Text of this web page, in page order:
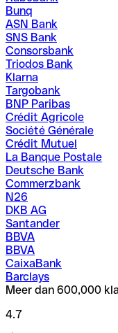
Bunq
ASN Bank
SNS Bank
Consorsbank
Triodos Bank
Klarna
Targobank
BNP Paribas
Crédit Agricole
Société Générale
Crédit Mutuel
La Banque Postale
Deutsche Bank
Commerzbank
N26
DKB AG
Santander
BBVA
BBVA
CaixaBank
Barclays
Meer dan 600,000
4.7